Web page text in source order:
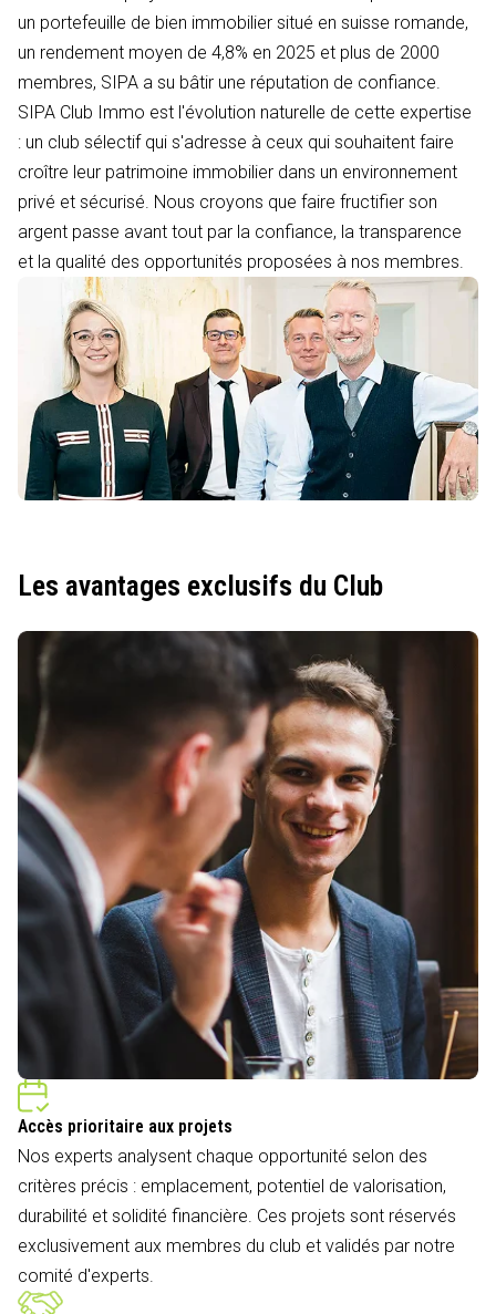
un portefeuille de bien immobilier situé en suisse romande,
un rendement moyen de 4,8% en 2025 et plus de 2000
membres, SIPA a su bâtir une réputation de confiance.
SIPA Club Immo est l'évolution naturelle de cette expertise
: un club sélectif qui s'adresse à ceux qui souhaitent faire
croître leur patrimoine immobilier dans un environnement
privé et sécurisé. Nous croyons que faire fructifier son
argent passe avant tout par la confiance, la transparence
et la qualité des opportunités proposées à nos membres.
Les avantages exclusifs du Club
Accès prioritaire aux projets
Nos experts analysent chaque opportunité selon des
critères précis : emplacement, potentiel de valorisation,
durabilité et solidité financière. Ces projets sont réservés
exclusivement aux membres du club et validés par notre
comité d'experts.